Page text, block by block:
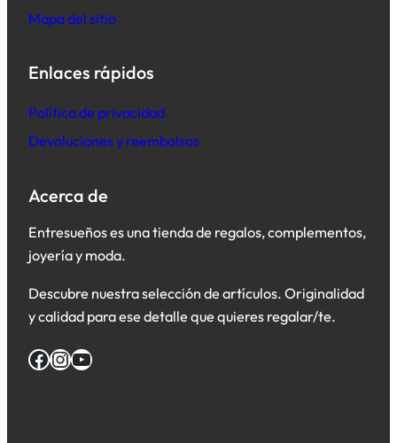
Mapa del sitio
Enlaces rápidos
Política de privacidad
Devoluciones y reembolsos
Acerca de
Entresueños es una tienda de regalos, complementos,
joyería y moda.
Descubre nuestra selección de artículos. Originalidad
y calidad para ese detalle que quieres regalar/te.
Facebook InstagramYouTube